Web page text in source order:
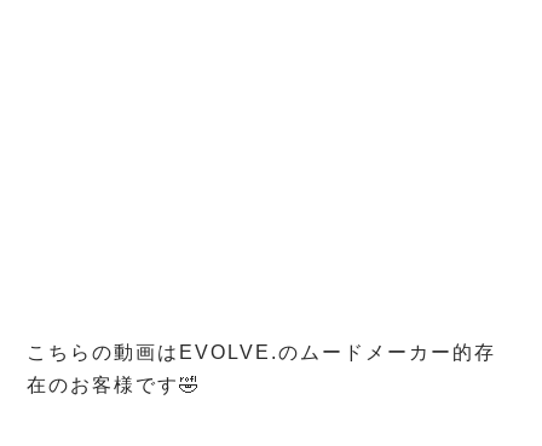
こちらの動画はEVOLVE.のムードメーカー的存
在のお客様です🤣